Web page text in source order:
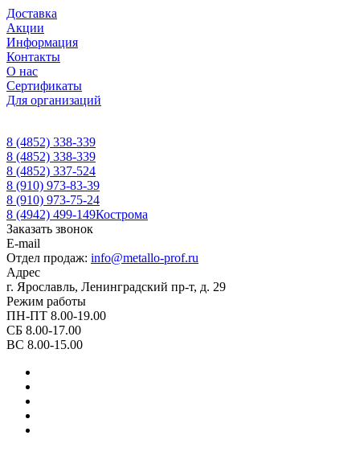
Доставка
Акции
Информация
Контакты
О нас
Сертификаты
Для организаций
8 (4852) 338-339
8 (4852) 338-339
8 (4852) 337-524
8 (910) 973-83-39
8 (910) 973-75-24
8 (4942) 499-149Кострома
Заказать звонок
E-mail
Отдел продаж: info@metallo-prof.ru
Адрес
г. Ярославль, Ленинградский пр-т, д. 29
Режим работы
ПН-ПТ 8.00-19.00
СБ 8.00-17.00
ВС 8.00-15.00